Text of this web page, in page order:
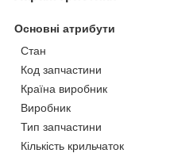
Основні атрибути
Стан
Код запчастини
Країна виробник
Виробник
Тип запчастини
Кількість крильчаток